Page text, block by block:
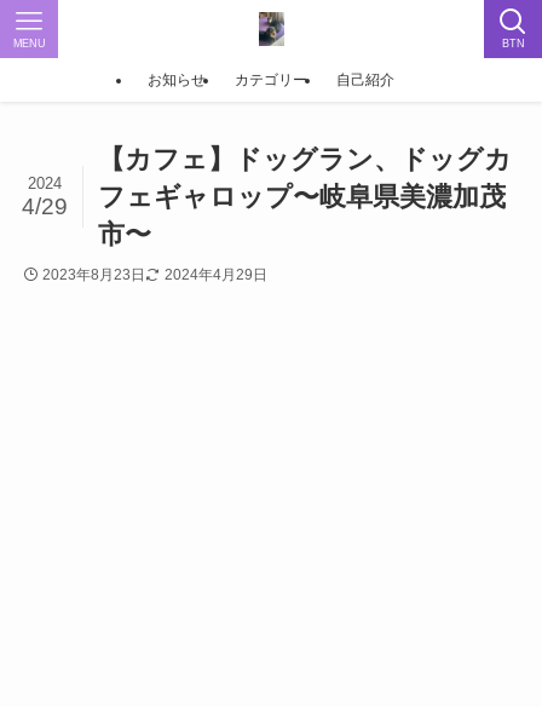
BTN
MENU
お知らせ カテゴリー 自己紹介
【カフェ】ドッグラン、ドッグカ
フェギャロップ〜岐阜県美濃加茂
市〜
2024
4/29
2023年8月23日 2024年4月29日